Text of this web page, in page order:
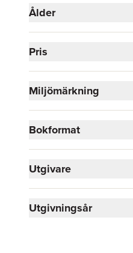
Ålder
Pris
Miljömärkning
Bokformat
Utgivare
Utgivningsår